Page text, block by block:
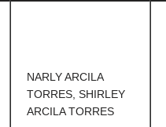
NARLY ARCILA
TORRES, SHIRLEY
ARCILA TORRES